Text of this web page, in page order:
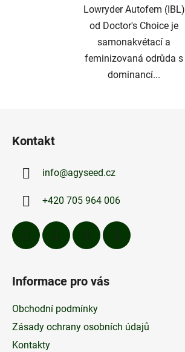
Lowryder Autofem (IBL)
od Doctor's Choice je
samonakvétací a
feminizovaná odrůda s
dominancí...
Kontakt
info@agyseed.cz
+420 705 964 006
Informace pro vás
Obchodní podmínky
Zásady ochrany osobních údajů
Kontakty